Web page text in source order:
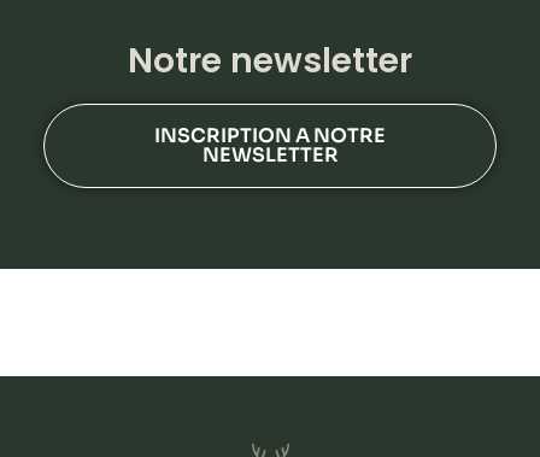
Notre newsletter
INSCRIPTION A NOTRE
NEWSLETTER